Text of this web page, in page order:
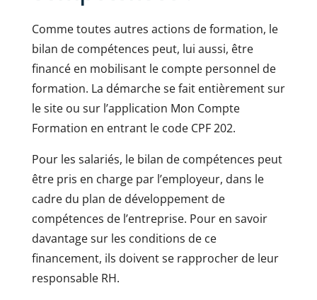
Comme toutes autres actions de formation, le
bilan de compétences peut, lui aussi, être
financé en mobilisant le compte personnel de
formation. La démarche se fait entièrement sur
le site ou sur l’application Mon Compte
Formation en entrant le code CPF 202.
Pour les salariés, le bilan de compétences peut
être pris en charge par l’employeur, dans le
cadre du plan de développement de
compétences de l’entreprise. Pour en savoir
davantage sur les conditions de ce
financement, ils doivent se rapprocher de leur
responsable RH.